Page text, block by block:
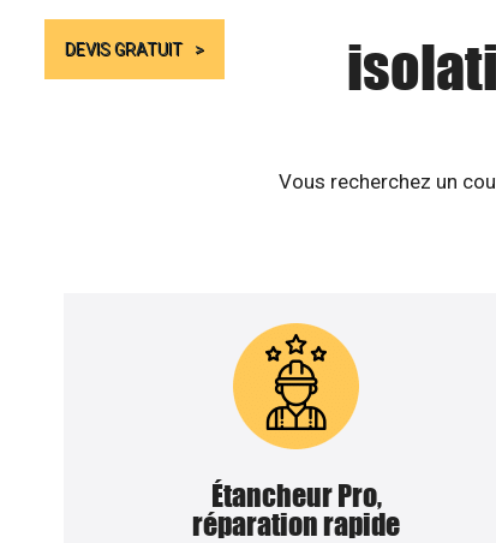
DEVIS GRATUIT
Vous recherchez un
Étancheur Pro,
réparation rapide